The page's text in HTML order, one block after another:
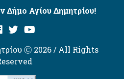
Δήμο Αγίου Δημητρίου!
Ⓒ 2026 / All Rights